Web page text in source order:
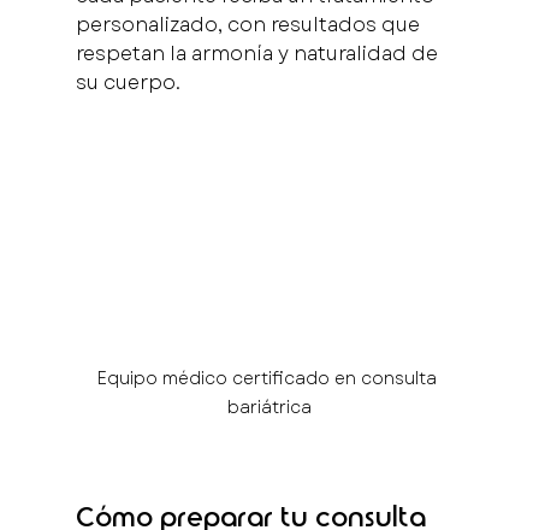
personalizado, con resultados que
respetan la armonía y naturalidad de
su cuerpo.
Equipo médico certificado en consulta
bariátrica
Cómo preparar tu consulta